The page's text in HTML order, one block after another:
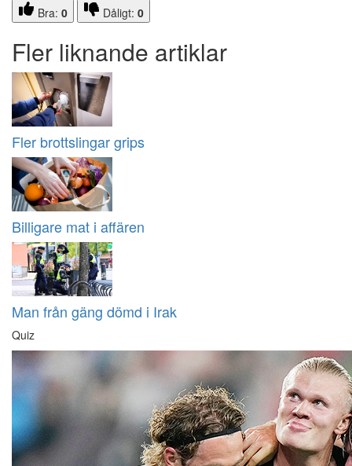
Bra: 0 Dåligt: 0
Fler liknande artiklar
Fler brottslingar grips
Billigare mat i affären
Man från gäng dömd i Irak
Quiz